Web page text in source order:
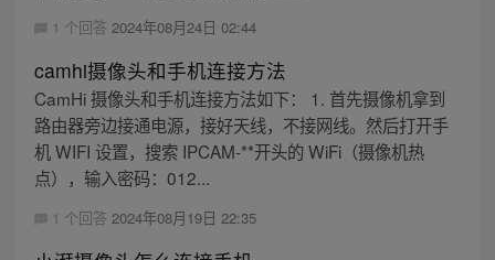
1 个回答 2024年08月24日 02:44
camhi摄像头和手机连接方法
CamHi 摄像头和手机连接方法如下： 1. 首先摄像机拿到
路由器旁边接通电源，接好天线，不接网线。然后打开手
机 WIFI 设置，搜索 IPCAM-**开头的 WiFi（摄像机热
点），输入密码：012...
1 个回答 2024年08月19日 22:35